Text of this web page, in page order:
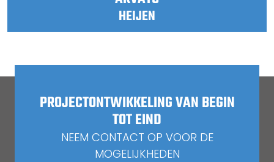
HEIJEN
PROJECTONTWIKKELING VAN BEGIN
TOT EIND
NEEM CONTACT OP VOOR DE
MOGELIJKHEDEN